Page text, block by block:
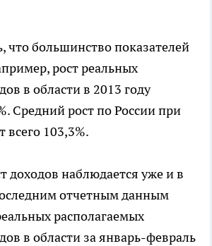
что большинство показателей
рост реальных
в области в 2013 году
Средний рост по России при
всего 103,3%.
доходов наблюдается уже и в
отчетным данным
располагаемых
в области за январь-февраль